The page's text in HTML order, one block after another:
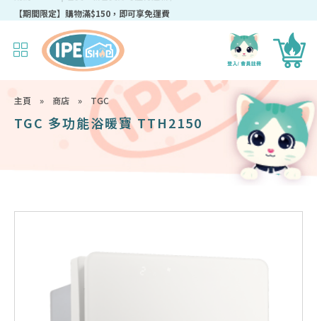
成為IPEshop會員，新會員即可獲得迎新$50購物優惠碼！
主頁 » 商店 » TGC
TGC 多功能浴暖寶 TTH2150